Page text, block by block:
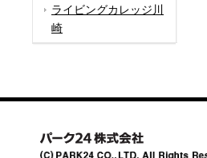
ライビングカレッジ川
崎